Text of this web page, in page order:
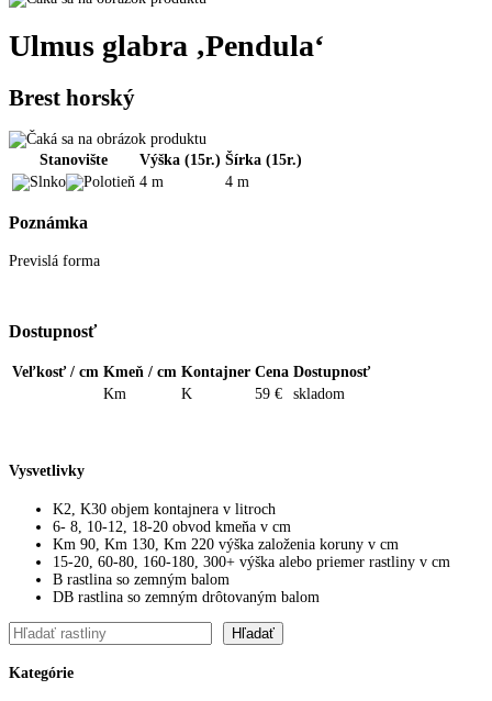
Ulmus glabra ‚Pendula‘
Brest horský
Stanovište Výška (15r.) Šírka (15r.)
4 m
4 m
Poznámka
Previslá forma
Dostupnosť
Veľkosť / cm Kmeň / cm Kontajner Cena Dostupnosť
Km
K 59 € skladom
Vysvetlivky
K2, K30 objem kontajnera v litroch
6- 8, 10-12, 18-20 obvod kmeňa v cm
Km 90, Km 130, Km 220 výška založenia koruny v cm
15-20, 60-80, 160-180, 300+ výška alebo priemer rastliny v cm
B rastlina so zemným balom
DB rastlina so zemným drôtovaným balom
Hľadať
Hľadať
Kategórie